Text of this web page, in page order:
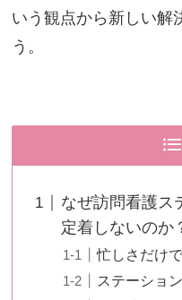
いう観点から新しい解
う。
なぜ訪問看護ス
定着しないのか
忙しさだけ
ステーショ